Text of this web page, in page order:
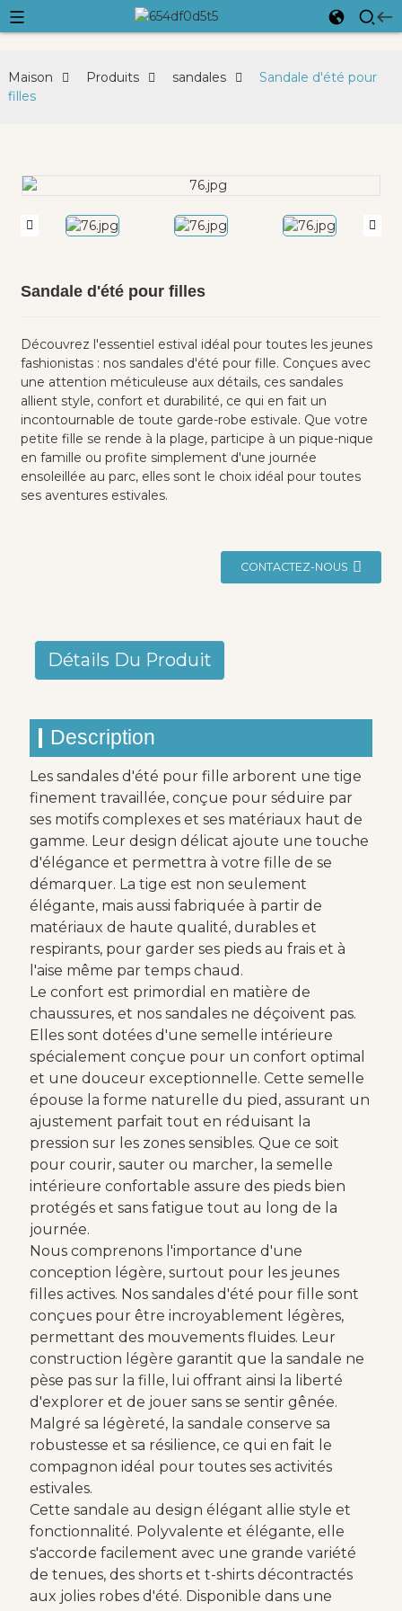
Maison Produits sandales
Sandale d'été pour
filles
Sandale d'été pour filles
Découvrez l'essentiel estival idéal pour toutes les jeunes
fashionistas : nos sandales d'été pour fille. Conçues avec
une attention méticuleuse aux détails, ces sandales
allient style, confort et durabilité, ce qui en fait un
incontournable de toute garde-robe estivale. Que votre
petite fille se rende à la plage, participe à un pique-nique
en famille ou profite simplement d'une journée
ensoleillée au parc, elles sont le choix idéal pour toutes
ses aventures estivales.
CONTACTEZ-NOUS
Détails Du Produit
Description
Les sandales d'été pour fille arborent une tige
finement travaillée, conçue pour séduire par
ses motifs complexes et ses matériaux haut de
gamme. Leur design délicat ajoute une touche
d'élégance et permettra à votre fille de se
démarquer. La tige est non seulement
élégante, mais aussi fabriquée à partir de
matériaux de haute qualité, durables et
respirants, pour garder ses pieds au frais et à
l'aise même par temps chaud.
Le confort est primordial en matière de
chaussures, et nos sandales ne déçoivent pas.
Elles sont dotées d'une semelle intérieure
spécialement conçue pour un confort optimal
et une douceur exceptionnelle. Cette semelle
épouse la forme naturelle du pied, assurant un
ajustement parfait tout en réduisant la
pression sur les zones sensibles. Que ce soit
pour courir, sauter ou marcher, la semelle
intérieure confortable assure des pieds bien
protégés et sans fatigue tout au long de la
journée.
Nous comprenons l'importance d'une
conception légère, surtout pour les jeunes
filles actives. Nos sandales d'été pour fille sont
conçues pour être incroyablement légères,
permettant des mouvements fluides. Leur
construction légère garantit que la sandale ne
pèse pas sur la fille, lui offrant ainsi la liberté
d'explorer et de jouer sans se sentir gênée.
Malgré sa légèreté, la sandale conserve sa
robustesse et sa résilience, ce qui en fait le
compagnon idéal pour toutes ses activités
estivales.
Cette sandale au design élégant allie style et
fonctionnalité. Polyvalente et élégante, elle
s'accorde facilement avec une grande variété
de tenues, des shorts et t-shirts décontractés
aux jolies robes d'été. Disponible dans une